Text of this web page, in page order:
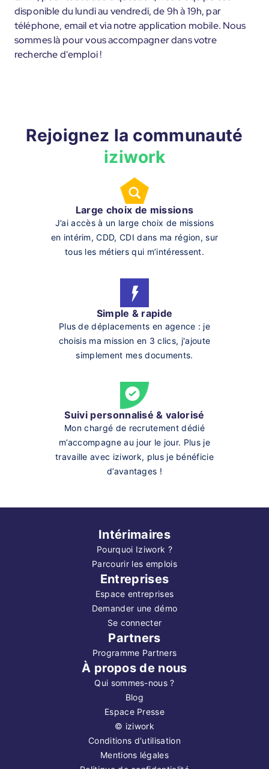
disponible du lundi au vendredi, de 9h à 19h, par
téléphone, email et via notre application mobile. Nous
sommes là pour vous accompagner dans votre
recherche d'emploi !
Rejoignez la communauté
iziwork
Large choix de missions
J’ai accès à un large choix de missions
en intérim, CDD, CDI dans ma région, sur
tous les métiers qui m’intéressent.
Simple & rapide
Plus de déplacements en agence : je
choisis ma mission en 3 clics, j'ajoute
simplement mes documents.
Suivi personnalisé & valorisé
Mon chargé de recrutement dédié
m’accompagne au jour le jour. Plus je
travaille avec iziwork, plus je bénéficie
d’avantages !
Intérimaires
Pourquoi Iziwork ?
Parcourir les emplois
Entreprises
Espace entreprises
Demander une démo
Se connecter
Partners
Programme Partners
À propos de nous
Qui sommes-nous ?
Blog
Espace Presse
© iziwork
Conditions d'utilisation
Mentions légales